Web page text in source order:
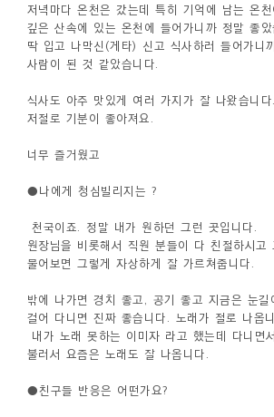
저녁마다 온천은 갔는데 특히 기억에 남는 온
깊은 산속에 있는 온천에 들어가니까 정말 좋
딱 입고 나막신(게타) 신고 식사하러 들어가니
사람이 된 것 같았습니다.
식사도 아주 맛있게 여러 가지가 잘 나왔습니
저절로 기분이 좋아져요.
너무 즐거웠고
●나에게 청심빌리지는 ?
천국이죠. 정말 내가 원하던 그런 곳입니다.
원장님을 비롯해서 직원 분들이 다 친절하시고
물어보면 그렇게 자상하게 잘 가르쳐줍니다.
밖에 나가면 경치 좋고, 공기 좋고 지금은 눈길
걸어 다니면 진짜 좋습니다. 노래가 절로 나옵
내가 노래 못하는 이미자 라고 했는데 다니면
불러서 요즘은 노래도 잘 나옵니다.
●친구들 반응은 어떤가요?